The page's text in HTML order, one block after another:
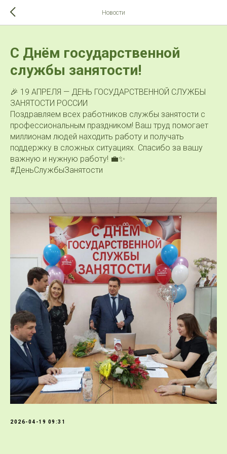
Новости
С Днём государственной
службы занятости!
🎉 19 АПРЕЛЯ — ДЕНЬ ГОСУДАРСТВЕННОЙ СЛУЖБЫ
ЗАНЯТОСТИ РОССИИ
Поздравляем всех работников службы занятости с
профессиональным праздником! Ваш труд помогает
миллионам людей находить работу и получать
поддержку в сложных ситуациях. Спасибо за вашу
важную и нужную работу! 💼✨
#ДеньСлужбыЗанятости
2026-04-19 09:31